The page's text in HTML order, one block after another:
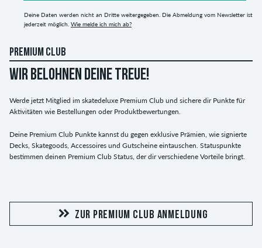
Deine Daten werden nicht an Dritte weitergegeben. Die Abmeldung vom Newsletter ist
jederzeit möglich. Wie melde ich mich ab?
PREMIUM CLUB
WIR BELOHNEN DEINE TREUE!
Werde jetzt Mitglied im skatedeluxe Premium Club und sichere dir Punkte für
Aktivitäten wie Bestellungen oder Produktbewertungen.
Deine Premium Club Punkte kannst du gegen exklusive Prämien, wie signierte
Decks, Skategoods, Accessoires und Gutscheine eintauschen. Statuspunkte
bestimmen deinen Premium Club Status, der dir verschiedene Vorteile bringt.
ZUR PREMIUM CLUB ANMELDUNG